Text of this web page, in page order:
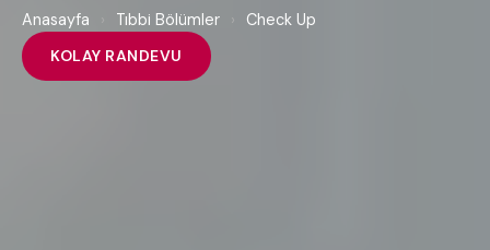
Anasayfa Tıbbi Bölümler ›
Check Up
KOLAY RANDEVU